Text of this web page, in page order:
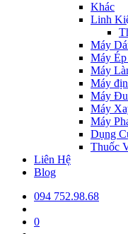
Khác
Linh
Máy
Máy
Máy
Máy
Máy
Máy
Máy
Dụng
Thuốc
Liên Hệ
Blog
094 752.98.68
0